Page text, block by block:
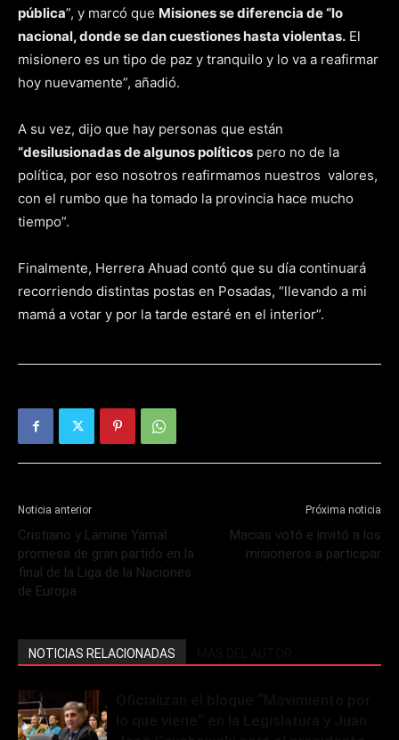
pública”, y marcó que Misiones se diferencia de “lo
nacional, donde se dan cuestiones hasta violentas. El
misionero es un tipo de paz y tranquilo y lo va a reafirmar
hoy nuevamente”, añadió.
A su vez, dijo que hay personas que están
“desilusionadas de algunos políticos pero no de la
política, por eso nosotros reafirmamos nuestros valores,
con el rumbo que ha tomado la provincia hace mucho
tiempo”.
Finalmente, Herrera Ahuad contó que su día continuará
recorriendo distintas postas en Posadas, “llevando a mi
mamá a votar y por la tarde estaré en el interior”.
Noticia anterior
Cristiano y Lamine Yamal:
promesa de gran partido en la
final de la Liga de la Naciones
de Europa
Próxima noticia
Macias votó e invitó a los
misioneros a participar
NOTICIAS RELACIONADAS